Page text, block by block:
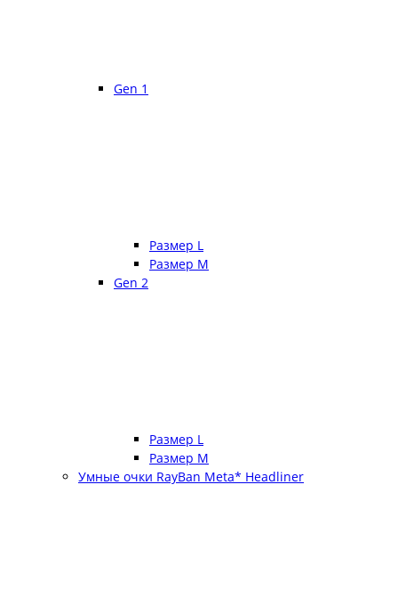
Gen 1
Размер L
Размер М
Gen 2
Размер L
Размер М
Умные очки RayBan Meta* Headliner